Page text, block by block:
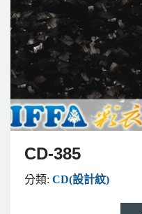
CD-385
分類: CD(設計紋)